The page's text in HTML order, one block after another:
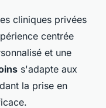
cliniques privées
centrée
et une
s'adapte aux
la prise en